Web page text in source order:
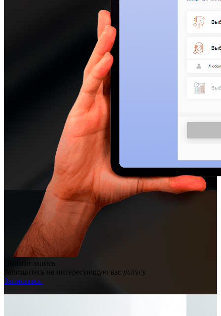
Онлайн-запись
Запишитесь на интересующую вас услугу
Записаться